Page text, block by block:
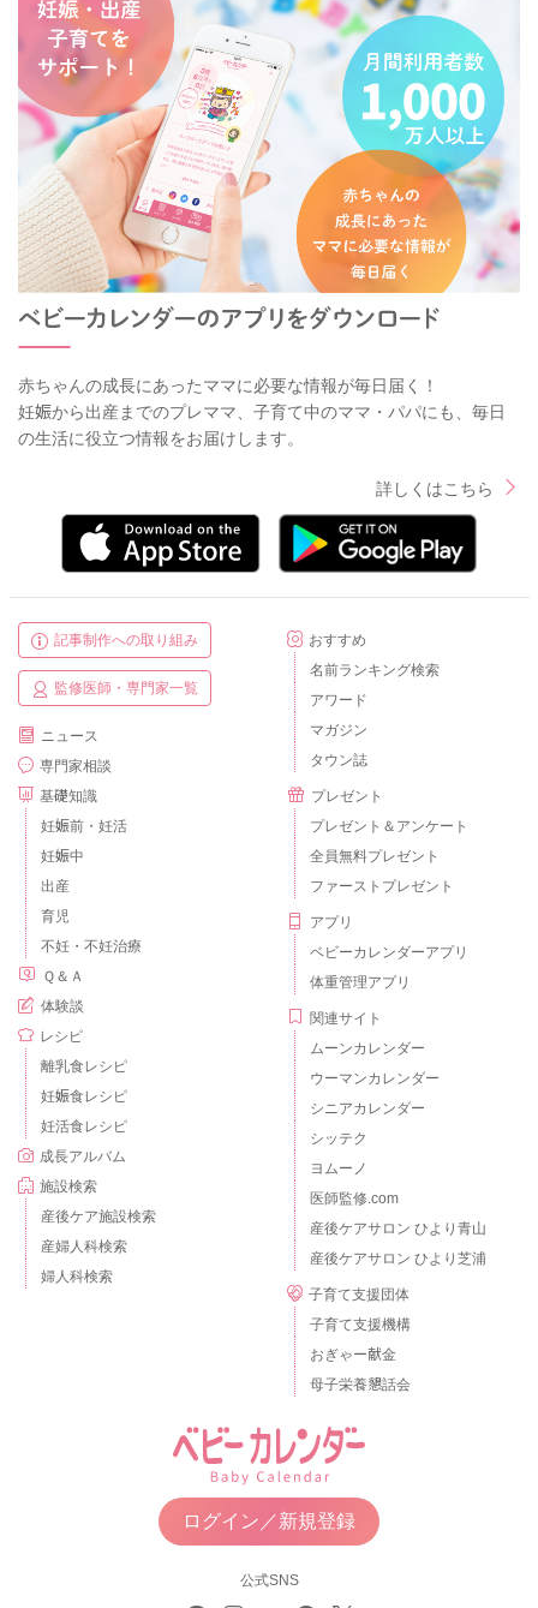
赤ちゃんの成長にあったママに必要な情報が毎日届く！
妊娠から出産までのプレママ、子育て中のママ・パパにも、毎日
の生活に役立つ情報をお届けします。
詳しくはこちら
記事制作への取り組み
監修医師・専門家一覧
ニュース
専門家相談
基礎知識
妊娠前・妊活
妊娠中
出産
育児
不妊・不妊治療
Ｑ＆Ａ
体験談
レシピ
離乳食レシピ
妊娠食レシピ
妊活食レシピ
成長アルバム
施設検索
産後ケア施設検索
産婦人科検索
婦人科検索
おすすめ
名前ランキング検索
アワード
マガジン
タウン誌
プレゼント
プレゼント＆アンケート
全員無料プレゼント
ファーストプレゼント
アプリ
ベビーカレンダーアプリ
体重管理アプリ
関連サイト
ムーンカレンダー
ウーマンカレンダー
シニアカレンダー
シッテク
ヨムーノ
医師監修.com
産後ケアサロン ひより青山
産後ケアサロン ひより芝浦
子育て支援団体
子育て支援機構
おぎゃー献金
母子栄養懇話会
ログイン／新規登録
公式SNS